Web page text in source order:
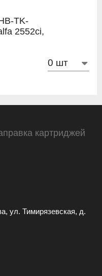
TK-
2552ci,
картриджей
ул. Тимирязевская, д.